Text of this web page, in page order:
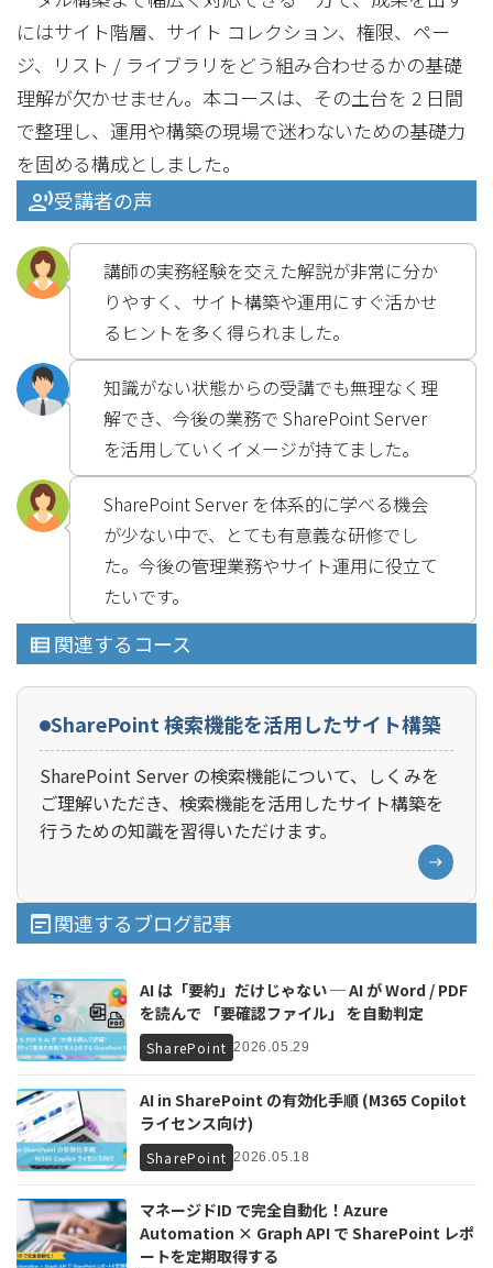
にはサイト階層、サイト コレクション、権限、ペー
ジ、リスト / ライブラリをどう組み合わせるかの基礎
理解が欠かせません。本コースは、その土台を 2 日間
で整理し、運用や構築の現場で迷わないための基礎力
を固める構成としました。
受講者の声
講師の実務経験を交えた解説が非常に分か
りやすく、サイト構築や運用にすぐ活かせ
るヒントを多く得られました。
知識がない状態からの受講でも無理なく理
解でき、今後の業務で SharePoint Server
を活用していくイメージが持てました。
SharePoint Server を体系的に学べる機会
が少ない中で、とても有意義な研修でし
た。今後の管理業務やサイト運用に役立て
たいです。
関連するコース
SharePoint 検索機能を活用したサイト構築
SharePoint Server の検索機能について、しくみを
ご理解いただき、検索機能を活用したサイト構築を
行うための知識を習得いただけます。
関連するブログ記事
AI は「要約」だけじゃない ─ AI が Word / PDF
を読んで 「要確認ファイル」 を自動判定
SharePoint 2026.05.29
AI in SharePoint の有効化手順 (M365 Copilot
ライセンス向け)
SharePoint 2026.05.18
マネージドID で完全自動化！Azure
Automation × Graph API で SharePoint レポ
ートを定期取得する